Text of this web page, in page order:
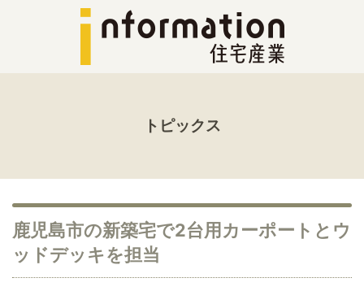
トピックス
鹿児島市の新築宅で2台用カーポートとウ
ッドデッキを担当